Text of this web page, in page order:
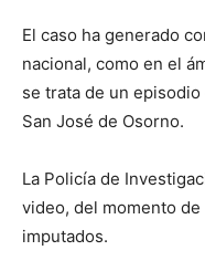
El caso ha generado
nacional, como en el
se trata de un
San José de Osorno.
La Policía de
video, del momento
imputados.